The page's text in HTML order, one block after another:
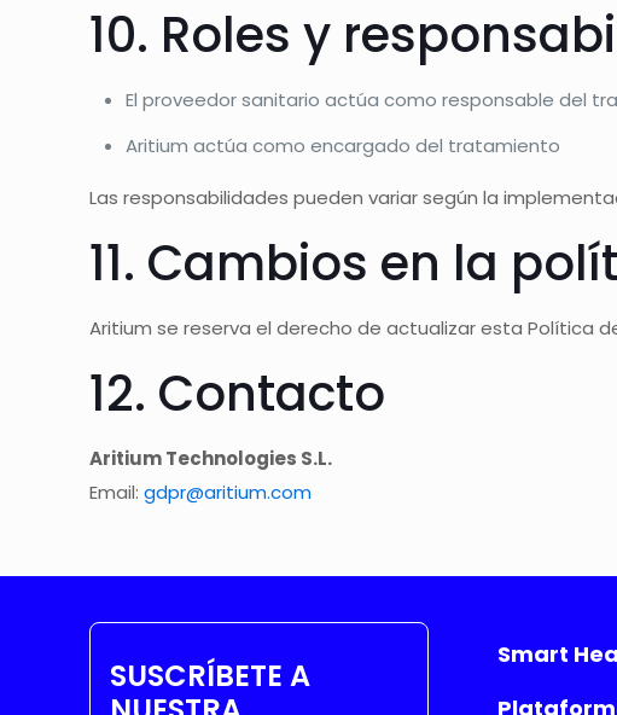
10. Roles y
El proveedor sanitario actúa como responsable del
Aritium actúa como encargado del tratamiento
Las responsabilidades pueden variar según la
11. Cambios en la
Aritium se reserva el derecho de actualizar esta Política
12. Contacto
Aritium Technologies S.L.
Email:gdpr@aritium.com
SUSCRÍBETE A
Smart